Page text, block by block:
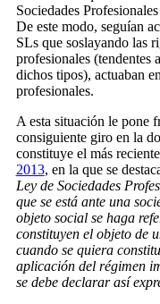
Sociedades
De este modo, seguían
SLs que soslayando las
profesionales (tendentes
dichos tipos), actuaban
profesionales.
A esta situación le pone
consiguiente giro en la
constituye el más
2013, en la que se
Ley de Sociedades
que se está ante una
objeto social se haga
constituyen el objeto de
cuando se quiera
aplicación del régimen
se debe declarar así